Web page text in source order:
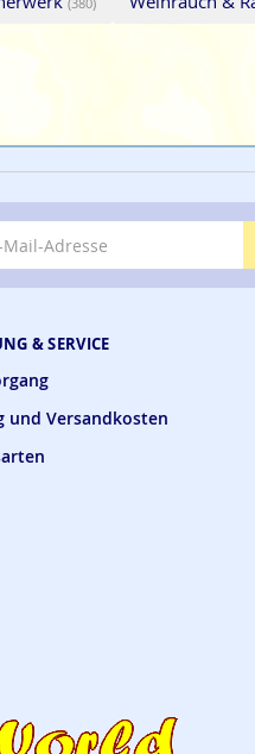
& SERVICE
und Versandkosten